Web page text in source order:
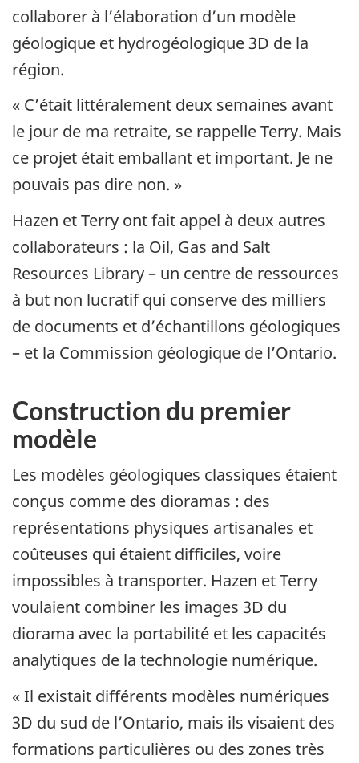
collaborer à l’élaboration d’un modèle
géologique et hydrogéologique 3D de la
région.
« C’était littéralement deux semaines avant
le jour de ma retraite, se rappelle Terry. Mais
ce projet était emballant et important. Je ne
pouvais pas dire non. »
Hazen et Terry ont fait appel à deux autres
collaborateurs : la Oil, Gas and Salt
Resources Library – un centre de ressources
à but non lucratif qui conserve des milliers
de documents et d’échantillons géologiques
– et la Commission géologique de l’Ontario.
Construction du premier
modèle
Les modèles géologiques classiques étaient
conçus comme des dioramas : des
représentations physiques artisanales et
coûteuses qui étaient difficiles, voire
impossibles à transporter. Hazen et Terry
voulaient combiner les images 3D du
diorama avec la portabilité et les capacités
analytiques de la technologie numérique.
« Il existait différents modèles numériques
3D du sud de l’Ontario, mais ils visaient des
formations particulières ou des zones très